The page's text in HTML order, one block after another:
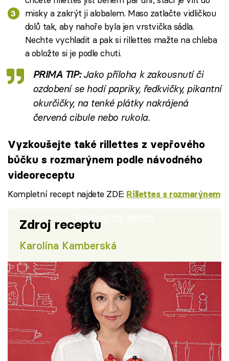
misky a zakrýt ji alobalem. Maso zatlačte vidličkou
dolů tak, aby nahoře byla jen vrstvička sádla.
Nechte vychladit a pak si rillettes mažte na chleba
a obložte si je podle chuti.
PRIMA TIP:Jako příloha k zakousnutí či
ozdobení se hodí papriky, ředkvičky, pikantní
okurčičky, na tenké plátky nakrájená
červená cibule nebo rukola.
Vyzkoušejte také rillettes z vepřového
bůčku s rozmarýnem podle návodného
videoreceptu
Kompletní recept najdete ZDE: Rillettes s rozmarýnem
Failed to fetch
Zdroj receptu
Karolína Kamberská